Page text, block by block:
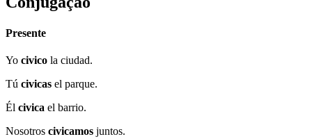
Presente
Yo civico la ciudad.
Tú civicas el parque.
Él civica el barrio.
Nosotros civicamos juntos.